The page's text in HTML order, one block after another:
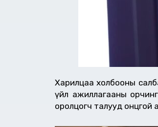
Харилцаа холбооны
үйл ажиллагааны
оролцогч талууд онцгой